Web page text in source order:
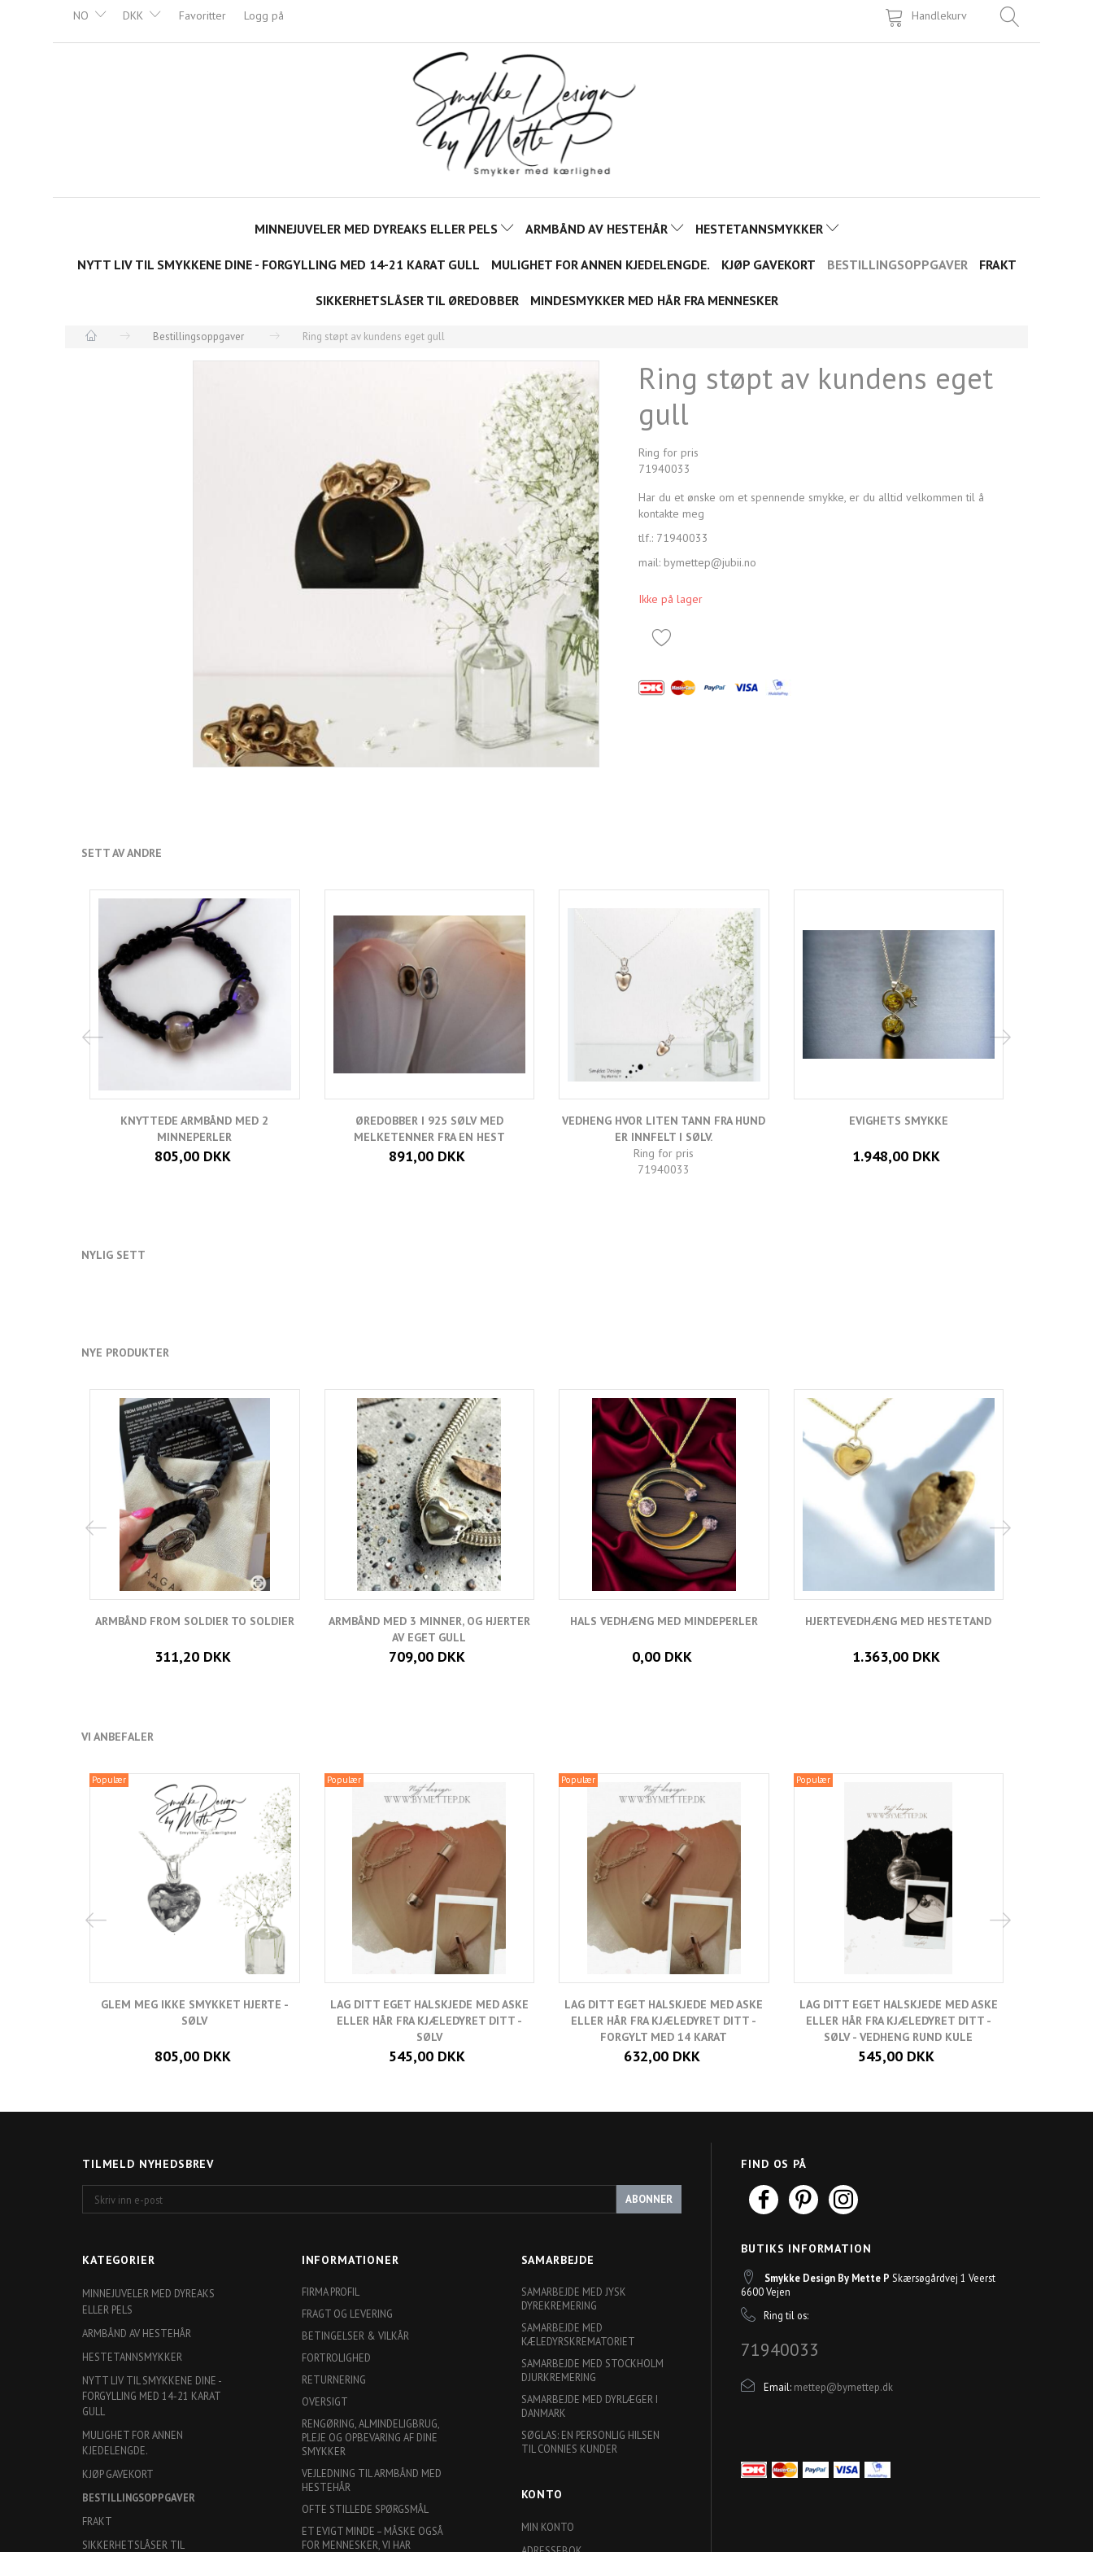
NO DKK Handlekurv
Favoritter Logg på
MINNEJUVELER MED DYREAKS ELLER PELS ARMBÅND AV HESTEHÅR HESTETANNSMYKKER
NYTT LIV TIL SMYKKENE DINE - FORGYLLING MED 14-21 KARAT GULL MULIGHET FOR ANNEN KJEDELENGDE. KJØP GAVEKORT BESTILLINGSOPPGAVER FRAKT
SIKKERHETSLÅSER TIL ØREDOBBER MINDESMYKKER MED HÅR FRA MENNESKER
Bestillingsoppgaver Ring støpt av kundens eget gull
Ring støpt av kundens eget
gull
Ring for pris
71940033
Har du et ønske om et spennende smykke, er du alltid velkommen til å
kontakte meg
tlf.: 71940033
mail: bymettep@jubii.no
Ikke på lager
SETT AV ANDRE
KNYTTEDE ARMBÅND MED 2
MINNEPERLER
805,00 DKK
ØREDOBBER I 925 SØLV MED
MELKETENNER FRA EN HEST
891,00 DKK
VEDHENG HVOR LITEN TANN FRA HUND
ER INNFELT I SØLV.
Ring for pris
71940033
EVIGHETS SMYKKE
1.948,00 DKK
NYLIG SETT
NYE PRODUKTER
ARMBÅND FROM SOLDIER TO SOLDIER
311,20 DKK
ARMBÅND MED 3 MINNER, OG HJERTER
AV EGET GULL
709,00 DKK
HALS VEDHÆNG MED MINDEPERLER
0,00 DKK
HJERTEVEDHÆNG MED HESTETAND
1.363,00 DKK
VI ANBEFALER
Populær
GLEM MEG IKKE SMYKKET HJERTE -
SØLV
805,00 DKK
Populær
LAG DITT EGET HALSKJEDE MED ASKE
ELLER HÅR FRA KJÆLEDYRET DITT -
SØLV
545,00 DKK
Populær
LAG DITT EGET HALSKJEDE MED ASKE
ELLER HÅR FRA KJÆLEDYRET DITT -
FORGYLT MED 14 KARAT
632,00 DKK
Populær
LAG DITT EGET HALSKJEDE MED ASKE
ELLER HÅR FRA KJÆLEDYRET DITT -
SØLV - VEDHENG RUND KULE
545,00 DKK
TILMELD NYHEDSBREV
ABONNER
KATEGORIER
MINNEJUVELER MED DYREAKS
ELLER PELS
ARMBÅND AV HESTEHÅR
HESTETANNSMYKKER
NYTT LIV TIL SMYKKENE DINE -
FORGYLLING MED 14-21 KARAT
GULL
MULIGHET FOR ANNEN
KJEDELENGDE.
KJØP GAVEKORT
BESTILLINGSOPPGAVER
FRAKT
SIKKERHETSLÅSER TIL
INFORMATIONER
FIRMA PROFIL
FRAGT OG LEVERING
BETINGELSER & VILKÅR
FORTROLIGHED
RETURNERING
OVERSIGT
RENGØRING, ALMINDELIGBRUG,
PLEJE OG OPBEVARING AF DINE
SMYKKER
VEJLEDNING TIL ARMBÅND MED
HESTEHÅR
OFTE STILLEDE SPØRGSMÅL
ET EVIGT MINDE – MÅSKE OGSÅ
FOR MENNESKER, VI HAR
SAMARBEJDE
SAMARBEJDE MED JYSK
DYREKREMERING
SAMARBEJDE MED
KÆLEDYRSKREMATORIET
SAMARBEJDE MED STOCKHOLM
DJURKREMERING
SAMARBEJDE MED DYRLÆGER I
DANMARK
SØGLAS: EN PERSONLIG HILSEN
TIL CONNIES KUNDER
KONTO
MIN KONTO
FIND OS PÅ
BUTIKS INFORMATION
Smykke Design By Mette P Skærsøgårdvej 1 Veerst
6600 Vejen
Ring til os:
71940033
Email: mettep@bymettep.dk